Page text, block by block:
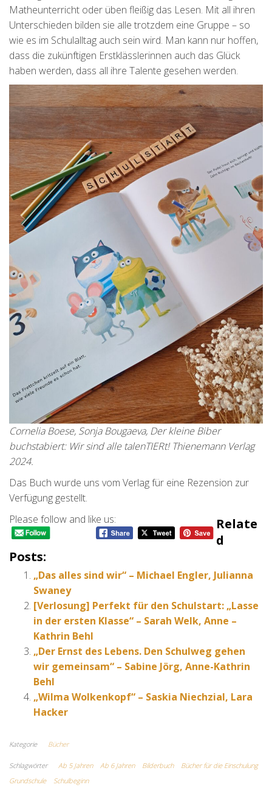
Matheunterricht oder üben fleißig das Lesen. Mit all ihren
Unterschieden bilden sie alle trotzdem eine Gruppe – so
wie es im Schulalltag auch sein wird. Man kann nur hoffen,
dass die zukünftigen Erstklässlerinnen auch das Glück
haben werden, dass all ihre Talente gesehen werden.
Cornelia Boese, Sonja Bougaeva, Der kleine Biber
buchstabiert: Wir sind alle talenTIERt! Thienemann Verlag
2024.
Das Buch wurde uns vom Verlag für eine Rezension zur
Verfügung gestellt.
Please follow and like us:
Relate
D
Posts:
„Das alles sind wir“ – Michael Engler, Julianna
Swaney
[Verlosung] Perfekt für den Schulstart: „Lasse
in der ersten Klasse“ – Sarah Welk, Anne –
Kathrin Behl
„Der Ernst des Lebens. Den Schulweg gehen
wir gemeinsam“ – Sabine Jörg, Anne-Kathrin
Behl
„Wilma Wolkenkopf“ – Saskia Niechzial, Lara
Hacker
Kategorie Bücher
Schlagwörter Ab 5 Jahren Ab 6 Jahren Bilderbuch
Bücher für die Einschulung
Grundschule
Schulbeginn